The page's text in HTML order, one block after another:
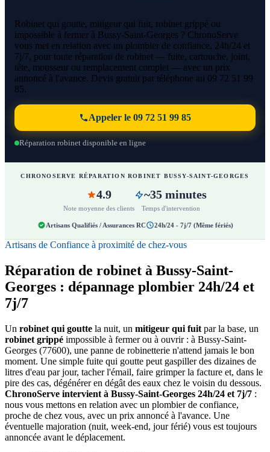
Robinet qui goutte, mitigeur qui fuit, robinet grippé ou
impossible à fermer à Bussy-Saint-Georges ? ChronoServe
vous met en relation avec un plombier de confiance, 24h/24 et
7j/7, pour toute réparation de robinet — fuite, cartouche, joint,
tête, mousseur ou remplacement complet — avec un prix
annoncé à l'avance. Devis gratuit par téléphone au 09 72 51 99
85.
Appeler le 09 72 51 99 85
Réparation robinet disponible en ligne
CHRONOSERVE RÉPARATION ROBINET BUSSY-SAINT-GEORGES
4.9
Note moyenne des clients
~35 minutes
Temps d'intervention
Artisans Qualifiés / Assurances RC 24h/24 - 7j/7 (Même fériés)
Artisans de Confiance à proximité de chez-vous
Réparation de robinet à Bussy-Saint-
Georges : dépannage plombier 24h/24 et
7j/7
Un robinet qui goutte la nuit, un mitigeur qui fuit par la base, un
robinet grippé impossible à fermer ou à ouvrir : à Bussy-Saint-
Georges (77600), une panne de robinetterie n'attend jamais le bon
moment. Une simple fuite qui goutte peut gaspiller des dizaines de
litres d'eau par jour, tacher l'émail, faire grimper la facture et, dans le
pire des cas, dégénérer en dégât des eaux chez le voisin du dessous.
ChronoServe intervient à Bussy-Saint-Georges 24h/24 et 7j/7 :
nous vous mettons en relation avec un plombier de confiance,
proche de chez vous, avec un prix annoncé à l'avance. Une
éventuelle majoration (nuit, week-end, jour férié) vous est toujours
annoncée avant le déplacement.